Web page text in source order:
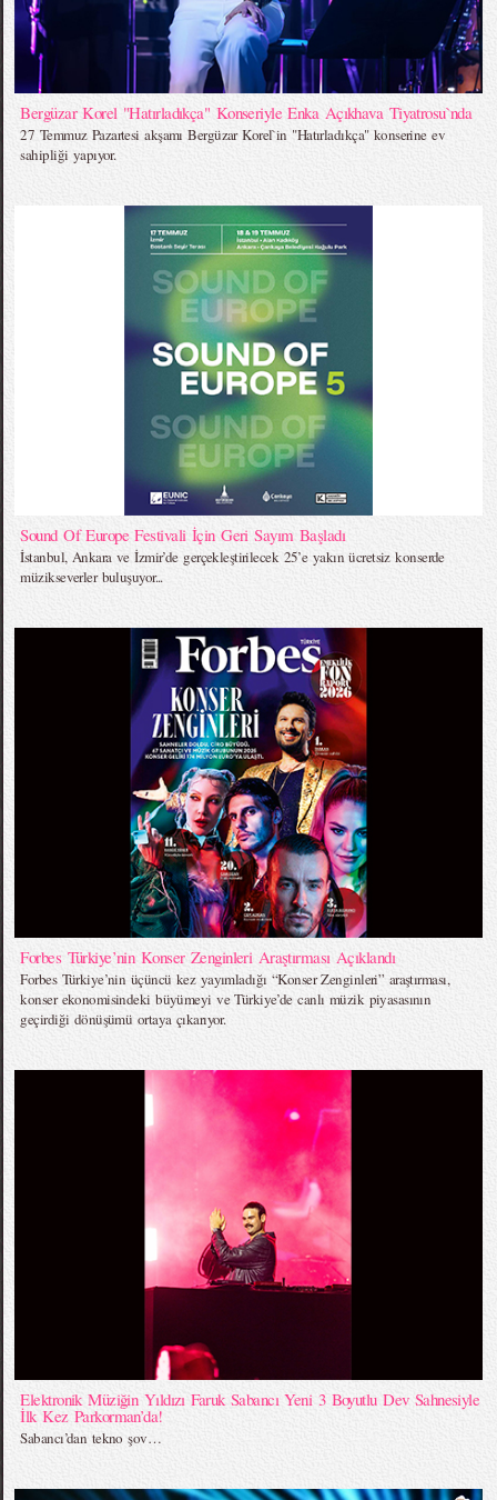
Bergüzar Korel "Hatırladıkça" Konseriyle Enka Açıkhava Tiyatrosu`nda
27 Temmuz Pazartesi akşamı Bergüzar Korel`in "Hatırladıkça" konserine ev
sahipliği yapıyor.
Sound Of Europe Festivali İçin Geri Sayım Başladı
İstanbul, Ankara ve İzmir’de gerçekleştirilecek 25’e yakın ücretsiz konserde
müzikseverler buluşuyor...
Forbes Türkiye’nin Konser Zenginleri Araştırması Açıklandı
Forbes Türkiye’nin üçüncü kez yayımladığı “Konser Zenginleri” araştırması,
konser ekonomisindeki büyümeyi ve Türkiye’de canlı müzik piyasasının
geçirdiği dönüşümü ortaya çıkarıyor.
Elektronik Müziğin Yıldızı Faruk Sabancı Yeni 3 Boyutlu Dev Sahnesiyle
İlk Kez Parkorman’da!
Sabancı’dan tekno şov…